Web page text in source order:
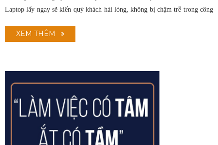
Laptop lấy ngay sẽ kiến quý khách hài lòng, không bị chậm trễ trong công
XEM THÊM